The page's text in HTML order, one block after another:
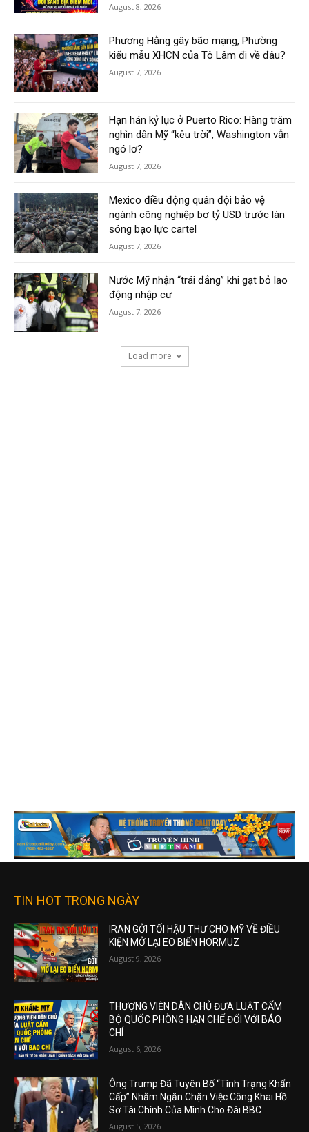
August 8, 2026
Phương Hằng gây bão mạng, Phường
kiểu mẫu XHCN của Tô Lâm đi về đâu?
August 7, 2026
Hạn hán kỷ lục ở Puerto Rico: Hàng trăm
nghìn dân Mỹ “kêu trời”, Washington vẫn
ngó lơ?
August 7, 2026
Mexico điều động quân đội bảo vệ
ngành công nghiệp bơ tỷ USD trước làn
sóng bạo lực cartel
August 7, 2026
Nước Mỹ nhận “trái đắng” khi gạt bỏ lao
động nhập cư
August 7, 2026
Load more
TIN HOT TRONG NGÀY
IRAN GỞI TỐI HẬU THƯ CHO MỸ VỀ ĐIỀU
KIỆN MỞ LẠI EO BIỂN HORMUZ
August 9, 2026
THƯỢNG VIỆN DÂN CHỦ ĐƯA LUẬT CẤM
BỘ QUỐC PHÒNG HẠN CHẾ ĐỐI VỚI BÁO
CHÍ
August 6, 2026
Ông Trump Đã Tuyên Bố “Tình Trạng Khẩn
Cấp” Nhằm Ngăn Chặn Việc Công Khai Hồ
Sơ Tài Chính Của Mình Cho Đài BBC
August 5, 2026